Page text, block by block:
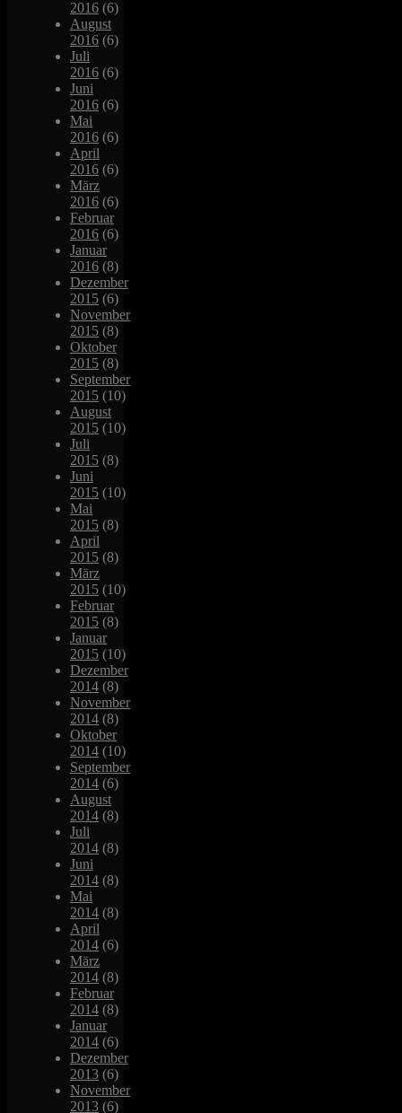
2016 (6)
August
2016 (6)
Juli
2016 (6)
Juni
2016 (6)
Mai
2016 (6)
April
2016 (6)
März
2016 (6)
Februar
2016 (6)
Januar
2016 (8)
Dezember
2015 (6)
November
2015 (8)
Oktober
2015 (8)
September
2015 (10)
August
2015 (10)
Juli
2015 (8)
Juni
2015 (10)
Mai
2015 (8)
April
2015 (8)
März
2015 (10)
Februar
2015 (8)
Januar
2015 (10)
Dezember
2014 (8)
November
2014 (8)
Oktober
2014 (10)
September
2014 (6)
August
2014 (8)
Juli
2014 (8)
Juni
2014 (8)
Mai
2014 (8)
April
2014 (6)
März
2014 (8)
Februar
2014 (8)
Januar
2014 (6)
Dezember
2013 (6)
November
2013 (6)